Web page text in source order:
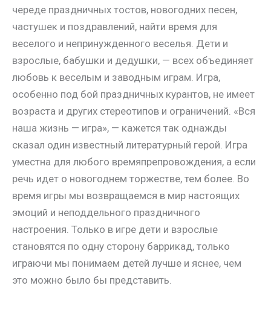
череде праздничных тостов, новогодних песен,
частушек и поздравлений, найти время для
веселого и непринужденного веселья. Дети и
взрослые, бабушки и дедушки, — всех объединяет
любовь к веселым и заводным играм. Игра,
особенно под бой праздничных курантов, не имеет
возраста и других стереотипов и ограничений. «Вся
наша жизнь — игра», — кажется так однажды
сказал один известный литературный герой. Игра
уместна для любого времяпрепровождения, а если
речь идет о новогоднем торжестве, тем более. Во
время игры мы возвращаемся в мир настоящих
эмоций и неподдельного праздничного
настроения. Только в игре дети и взрослые
становятся по одну сторону баррикад, только
играючи мы понимаем детей лучше и яснее, чем
это можно было бы представить.